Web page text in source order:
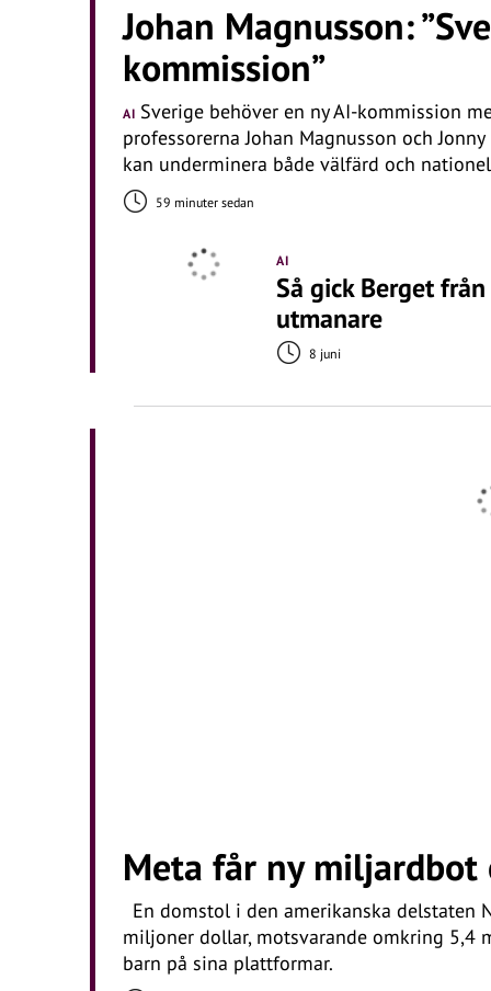
Johan Magnusson:
kommission”
AI Sverige behöver en ny AI-kommission
professorerna Johan Magnusson och
kan underminera både välfärd och
59 minuter sedan
AI
Så gick Berget
utmanare
8 juni
Meta får ny
En domstol i den amerikanska delstaten
miljoner dollar, motsvarande omkring 5,4
barn på sina plattformar.